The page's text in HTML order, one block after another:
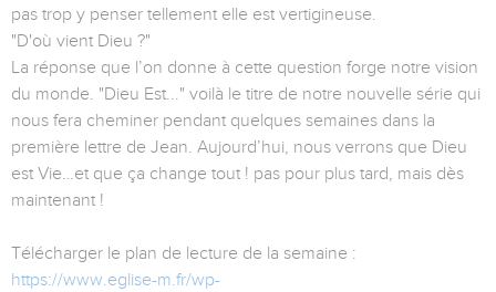
pas trop y penser tellement elle est vertigineuse.
"D'où vient Dieu ?"
La réponse que l’on donne à cette question forge notre vision
du monde. "Dieu Est..." voilà le titre de notre nouvelle série qui
nous fera cheminer pendant quelques semaines dans la
première lettre de Jean. Aujourd’hui, nous verrons que Dieu
est Vie…et que ça change tout ! pas pour plus tard, mais dès
maintenant !
Télécharger le plan de lecture de la semaine :
https://www.eglise-m.fr/wp-